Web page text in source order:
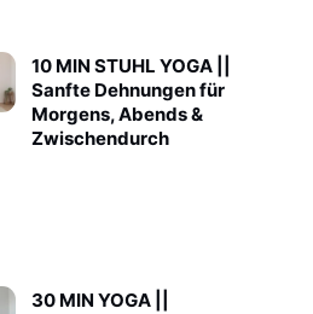
10 MIN STUHL YOGA ||
Sanfte Dehnungen für
Morgens, Abends &
Zwischendurch
30 MIN YOGA ||